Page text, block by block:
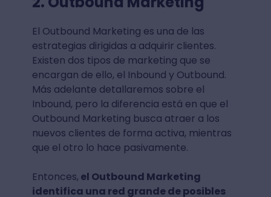
El Outbound Marketing es una de las
estrategias dirigidas a adquirir clientes.
Existen dos tipos de marketing que se
encargan de ello, el Inbound y Outbound.
Más adelante detallaremos sobre el
Inbound, pero la diferencia está en que el
Outbound Marketing busca atraer a los
nuevos clientes de forma activa, mientras
que el otro lo hace pasivamente.
Entonces, el Outbound Marketing
identifica una red grande de posibles